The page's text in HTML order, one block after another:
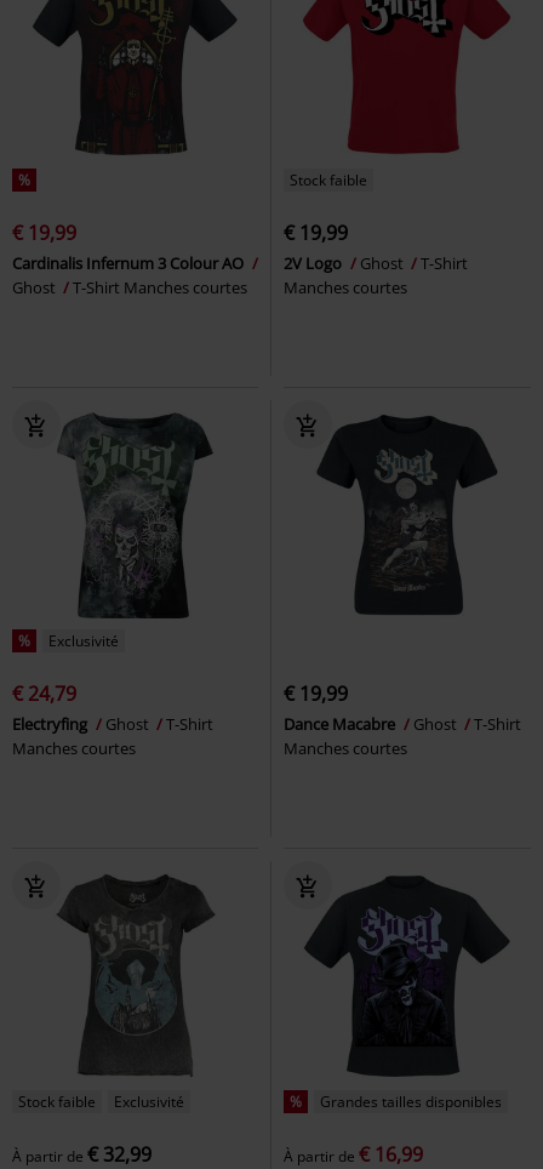
%
€ 19,99
Cardinalis Infernum 3 Colour AO
Ghost
T-Shirt Manches courtes
Stock faible
€ 19,99
2V Logo Ghost
T-Shirt
Manches courtes
% Exclusivité
€ 24,79
Electryfing Ghost
T-Shirt
Manches courtes
€ 19,99
Dance Macabre Ghost
T-Shirt
Manches courtes
Stock faible Exclusivité
À partir de € 32,99
% Grandes tailles disponibles
À partir de € 16,99